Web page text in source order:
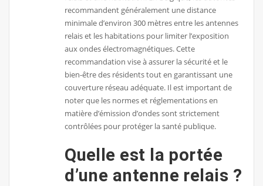
recommandent généralement une distance
minimale d’environ 300 mètres entre les antennes
relais et les habitations pour limiter l’exposition
aux ondes électromagnétiques. Cette
recommandation vise à assurer la sécurité et le
bien-être des résidents tout en garantissant une
couverture réseau adéquate. Il est important de
noter que les normes et réglementations en
matière d’émission d’ondes sont strictement
contrôlées pour protéger la santé publique.
Quelle est la portée
d’une antenne relais ?